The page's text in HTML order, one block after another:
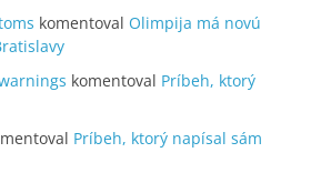
komentoval Olimpija má novú
komentoval Príbeh, ktorý
Príbeh, ktorý napísal sám